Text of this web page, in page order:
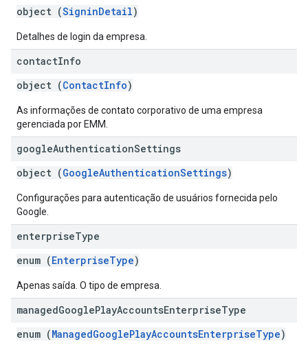
object (SigninDetail)
Detalhes de login da empresa.
contactInfo
object (ContactInfo)
As informações de contato corporativo de uma empresa
gerenciada por EMM.
googleAuthenticationSettings
object (GoogleAuthenticationSettings)
Configurações para autenticação de usuários fornecida pelo
Google.
enterpriseType
enum (EnterpriseType)
Apenas saída. O tipo de empresa.
managedGooglePlayAccountsEnterpriseType
enum (ManagedGooglePlayAccountsEnterpriseType)